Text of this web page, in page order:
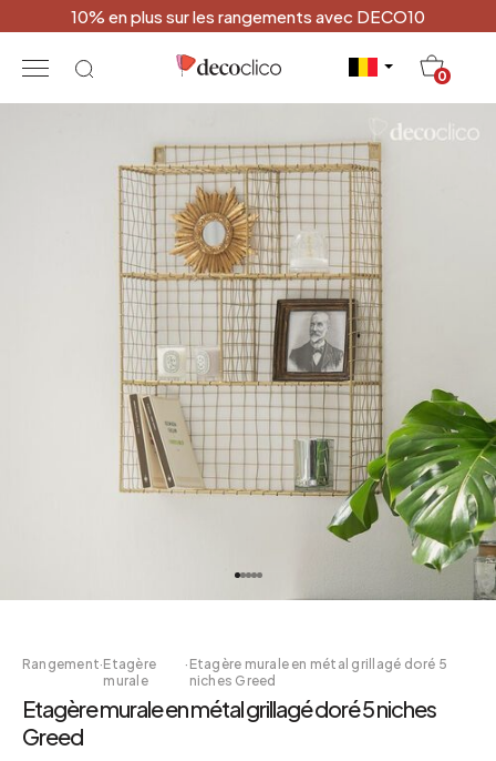
10% en plus sur les rangements avec DECO10
0
Rangement·Etagère
murale
· Etagère murale en métal grillagé doré 5
niches Greed
Etagère murale en métal grillagé doré 5 niches
Greed